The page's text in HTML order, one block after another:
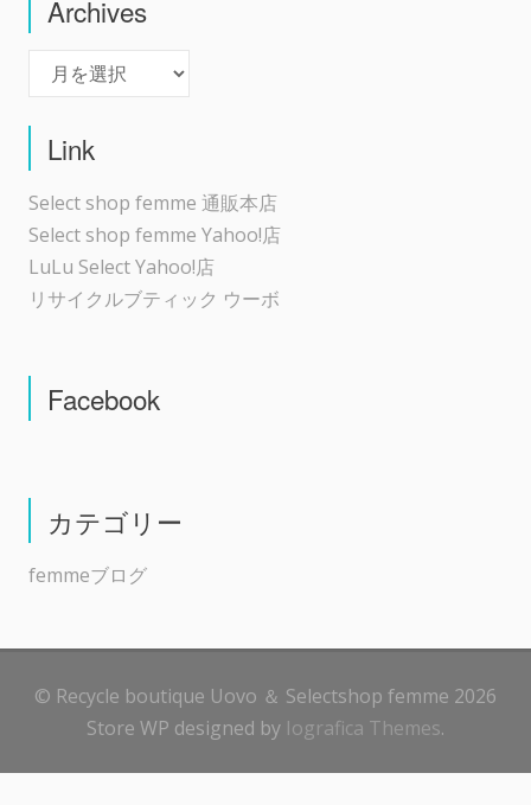
Archives
Link
Select shop femme 通販本店
Select shop femme Yahoo!店
LuLu Select Yahoo!店
リサイクルブティック ウーボ
Facebook
カテゴリー
femmeブログ
© Recycle boutique Uovo ＆ Selectshop femme 2026
Store WP designed by Iografica Themes.